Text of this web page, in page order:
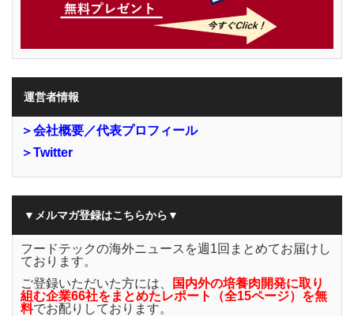
運営者情報
＞会社概要／代表プロフィール
＞Twitter
▼メルマガ登録はこちらから▼
フードテックの海外ニュースを週1回まとめてお届けし
ております。
ご登録いただいた方には、
国内外の培養肉開発に取り
組む企業66社をまとめたレポート（全15ページ）を無
料でお配りしております。